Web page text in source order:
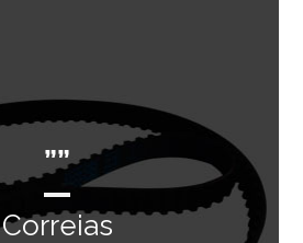
””
Correias